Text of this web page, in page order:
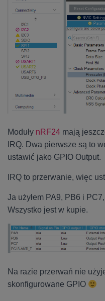
Moduły nRF24 mają
IRQ. Dwa pierwsze są to
ustawić jako GPIO Output.
IRQ to przerwanie, więc
Ja użyłem PA9, PB6 i
Wszystko jest w kupie.
Na razie przerwań nie
skonfigurowane GPIO